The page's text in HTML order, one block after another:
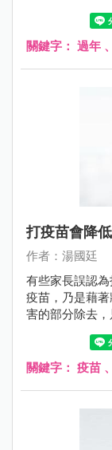
關鍵字： 過年 、
打疫苗會降
作者：湯國廷
有些家長誤認
疫苗，乃是藉
害的部分除去
免疫系統，使
免疫反應，也
預防重於治療。
關鍵字： 疫苗 、